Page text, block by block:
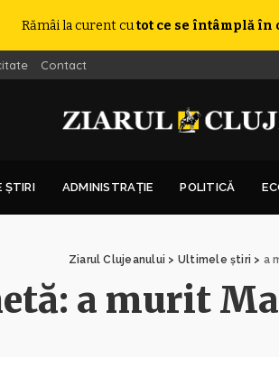
Rămâi la curent cutot ce se întâmplă în
Contact
ȘTIRI ADMINISTRAȚIE POLITICĂ
Ziarul Clujeanului > Ultimele știri > a
a murit